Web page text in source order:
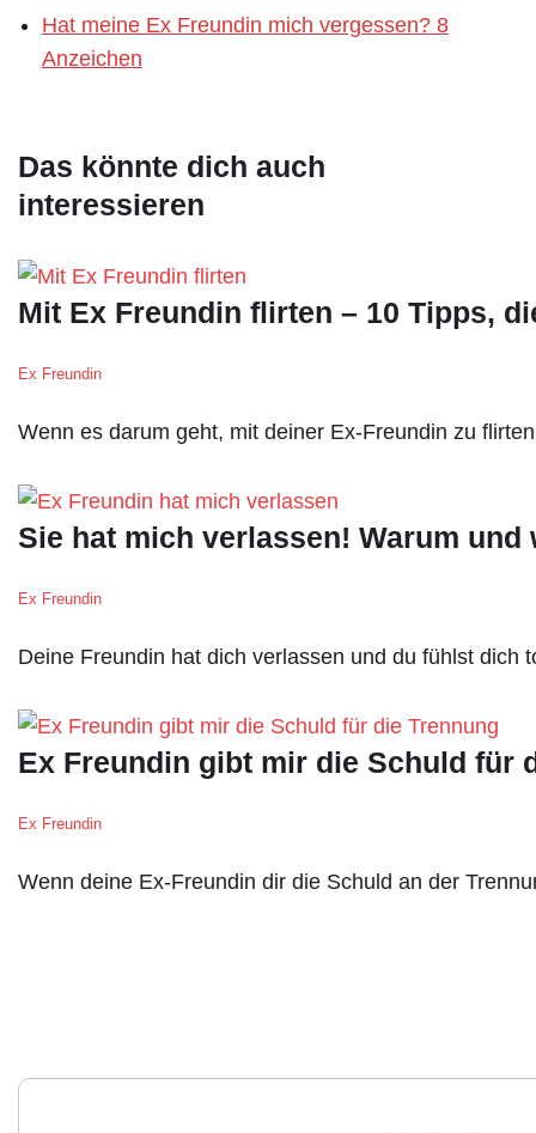
Hat meine Ex Freundin mich vergessen? 8
Anzeichen
Das könnte dich auch
interessieren
Mit Ex Freundin flirten – 10 Tipps,
Ex Freundin
Wenn es darum geht, mit deiner Ex-Freundin zu
Sie hat mich verlassen! Warum und
Ex Freundin
Deine Freundin hat dich verlassen und du fühlst
Ex Freundin gibt mir die Schuld für
Ex Freundin
Wenn deine Ex-Freundin dir die Schuld an der